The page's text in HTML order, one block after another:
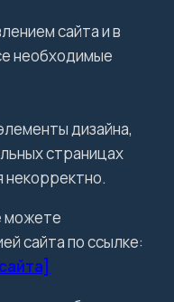
сайта и в
необходимые
дизайна,
страницах
можете
сайта по ссылке: